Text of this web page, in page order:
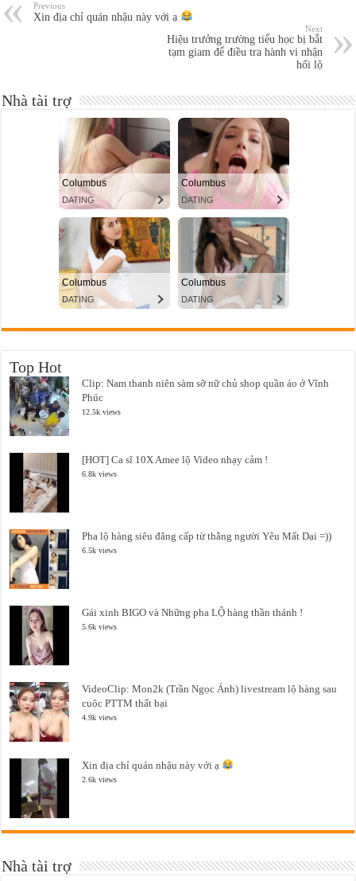
Previous
Xin địa chỉ quán nhậu này với ạ
Next
Hiệu trưởng trường tiểu học bị bắt
tạm giam để điều tra hành vi nhận
hối lộ
Nhà tài trợ
Top Hot
Clip: Nam thanh niên sàm sỡ nữ chủ shop quần áo ở Vĩnh
Phúc
12.5k views
[HOT] Ca sĩ 10X Amee lộ Video nhạy cảm !
6.8k views
Pha lộ hàng siêu đẳng cấp từ thằng người Yêu Mất Dại =))
6.5k views
Gái xinh BIGO và Những pha LỘ hàng thần thánh !
5.6k views
VideoClip: Mon2k (Trần Ngọc Ánh) livestream lộ hàng sau
cuộc PTTM thất bại
4.9k views
Xin địa chỉ quán nhậu này với ạ
2.6k views
Nhà tài trợ